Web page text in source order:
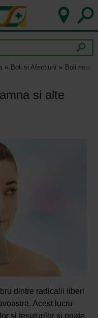
Boli si Afectiuni Boli
si alte
dintre radicalii liberi
Acest lucru
si tesuturilor si poate